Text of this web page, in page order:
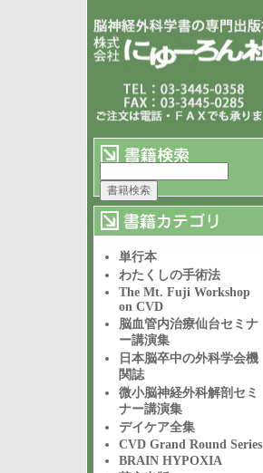
単行本
わたくしの手術法
The Mt. Fuji Workshop
on CVD
脳血管内治療仙台セミナ
ー講演集
日本脳卒中の外科学会機
関誌
微小脳神経外科解剖セミ
ナー講演集
デイケア全集
CVD Grand Round Series
BRAIN HYPOXIA